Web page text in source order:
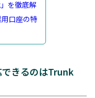
を徹底解
口座の特
きるのはTrunk